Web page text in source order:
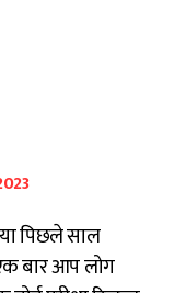
पिछले साल
बार आप लोग